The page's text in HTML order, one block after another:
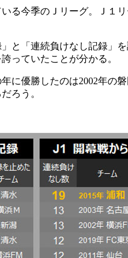
る今季のＪリーグ。Ｊ１
と「連続負けなし記録」
っていたことが分かる。
に優勝したのは2002年の
ろう。